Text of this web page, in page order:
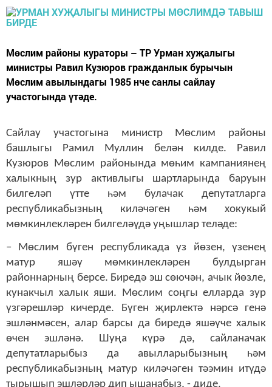
Мөслим районы кураторы – ТР Урман хуҗалыгы
министры Равил Кузюров гражданлык бурычын
Мөслим авылындагы 1985 нче санлы сайлау
участогында үтәде.
Сайлау участогына министр Мөслим районы
башлыгы Рамил Муллин белән килде. Равил
Кузюров Мөслим районында мөһим кампаниянең
халыкның зур активлыгы шартларында баруын
билгеләп үтте һәм булачак депутатларга
республикабызның киләчәген һәм хокукый
мөмкинлекләрен билгеләүдә уңышлар теләде:
– Мөслим бүген республикада үз йөзен, үзенең
матур яшәү мөмкинлекләрен булдырган
районнарның берсе. Биредә эш сөючән, ачык йөзле,
кунакчыл халык яши. Мөслим соңгы елларда зур
үзгәрешләр кичерде. Бүген җирлектә нәрсә генә
эшләнмәсен, алар барсы да биредә яшәүче халык
өчен эшләнә. Шуңа күрә дә, сайланачак
депутатларыбыз да авылларыбызның һәм
республикабызның матур киләчәген тәэмин итүдә
тырышып эшләрләр дип ышанабыз, - диде.